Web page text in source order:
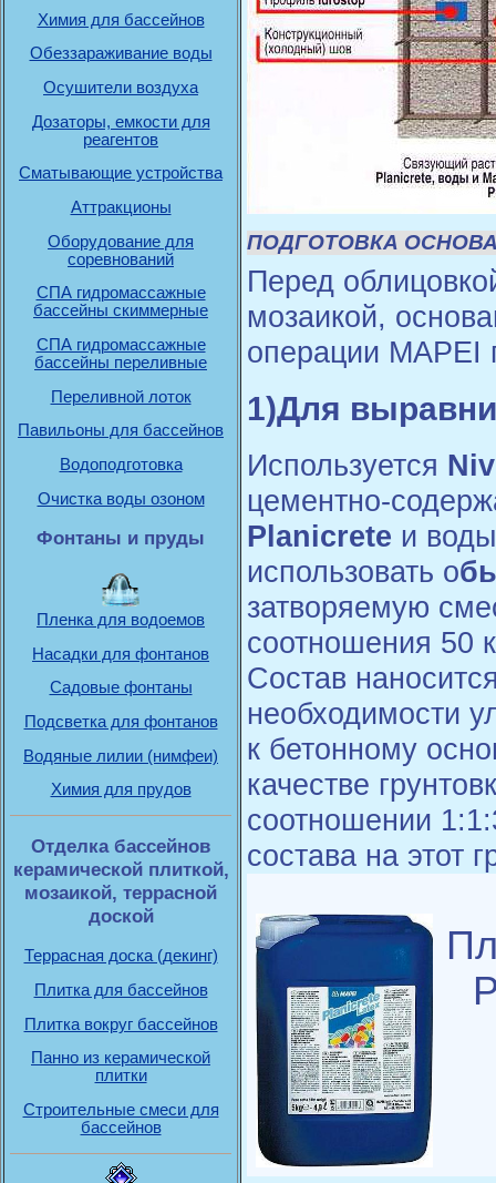
Химия для бассейнов
Обеззараживание воды
Осушители воздуха
Дозаторы, емкости для
реагентов
Сматывающие устройства
Аттракционы
Оборудование для
соревнований
СПА гидромассажные
бассейны скиммерные
СПА гидромассажные
бассейны переливные
Переливной лоток
Павильоны для бассейнов
Водоподготовка
Очистка воды озоном
Фонтаны и пруды
Пленка для водоемов
Насадки для фонтанов
Садовые фонтаны
Подсветка для фонтанов
Водяные лилии (нимфеи)
Химия для прудов
Отделка бассейнов
керамической плиткой,
мозаикой, террасной
доской
Террасная доска (декинг)
Плитка для бассейнов
Плитка вокруг бассейнов
Панно из керамической
плитки
Строительные смеси для
бассейнов
ПОДГОТОВКА
Перед
мозаикой,
операции MAPEI
1)Для
Используется
цементно-
Planicrete и
использовать о
затворяемую
соотношения 50
Состав
необходимости
к бетонному
качестве
соотношении
состава на этот